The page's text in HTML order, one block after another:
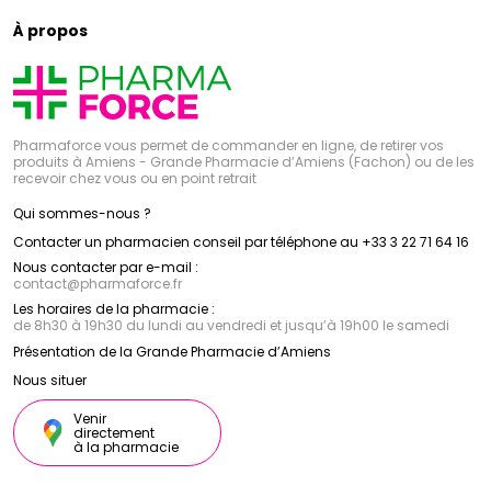
À propos
Pharmaforce vous permet de commander en ligne, de retirer vos
produits à Amiens - Grande Pharmacie d’Amiens (Fachon) ou de les
recevoir chez vous ou en point retrait
Qui sommes-nous ?
Contacter un pharmacien conseil par téléphone au +33 3 22 71 64 16
Nous contacter par e-mail :
contact@pharmaforce.fr
Les horaires de la pharmacie :
de 8h30 à 19h30 du lundi au vendredi et jusqu’à 19h00 le samedi
Présentation de la Grande Pharmacie d’Amiens
Nous situer
Venir
directement
à la pharmacie